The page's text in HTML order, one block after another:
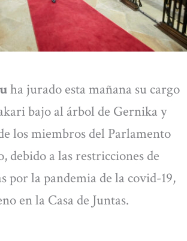
ha jurado esta mañana su cargo
bajo al árbol de Gernika y
los miembros del Parlamento
debido a las restricciones de
por la pandemia de la covid-19,
en la Casa de Juntas.